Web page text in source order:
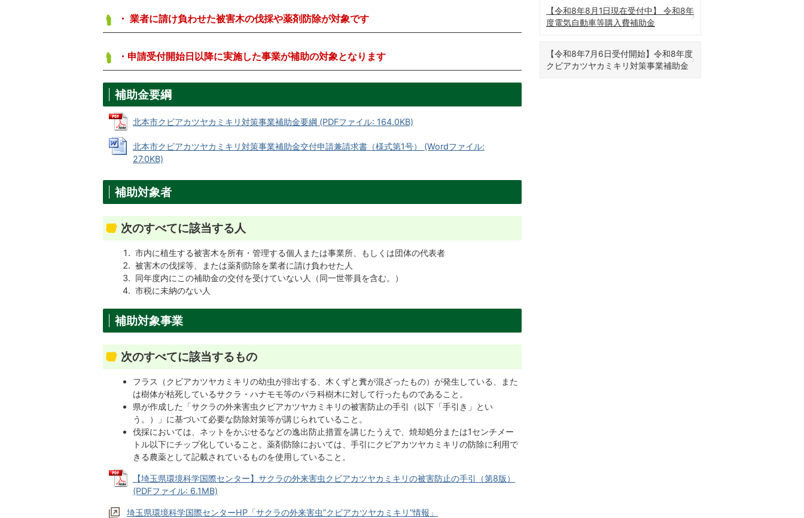
・ 業者に請け負わせた被害木の伐採や薬剤防除が対象です
・申請受付開始日以降に実施した事業が補助の対象となります
補助金要綱
北本市クビアカツヤカミキリ対策事業補助金要綱 (PDFファイル: 164.0KB)
北本市クビアカツヤカミキリ対策事業補助金交付申請兼請求書（様式第1号） (Wordファイル:
27.0KB)
補助対象者
次のすべてに該当する人
市内に植生する被害木を所有・管理する個人または事業所、もしくは団体の代表者
被害木の伐採等、または薬剤防除を業者に請け負わせた人
同年度内にこの補助金の交付を受けていない人（同一世帯員を含む。）
市税に未納のない人
補助対象事業
次のすべてに該当するもの
フラス（クビアカツヤカミキリの幼虫が排出する、木くずと糞が混ざったもの）が発生している、また
は樹体が枯死しているサクラ・ハナモモ等のバラ科樹木に対して行ったものであること。
県が作成した「サクラの外来害虫クビアカツヤカミキリの被害防止の手引（以下「手引き」とい
う。）」に基づいて必要な防除対策等が講じられていること。
伐採においては、ネットをかぶせるなどの逸出防止措置を講じたうえで、焼却処分または1センチメー
トル以下にチップ化していること。薬剤防除においては、手引にクビアカツヤカミキリの防除に利用で
きる農薬として記載されているものを使用していること。
【埼玉県環境科学国際センター】サクラの外来害虫クビアカツヤカミキリの被害防止の手引（第8版）
(PDFファイル: 6.1MB)
埼玉県環境科学国際センターHP「サクラの外来害虫”クビアカツヤカミキリ”情報」
【令和8年8月1日現在受付中】 令和8年
度電気自動車等購入費補助金
【令和8年7月6日受付開始】令和8年度
クビアカツヤカミキリ対策事業補助金